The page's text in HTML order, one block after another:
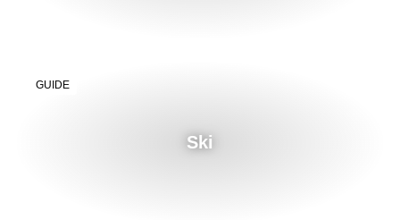
GUIDE
Ski